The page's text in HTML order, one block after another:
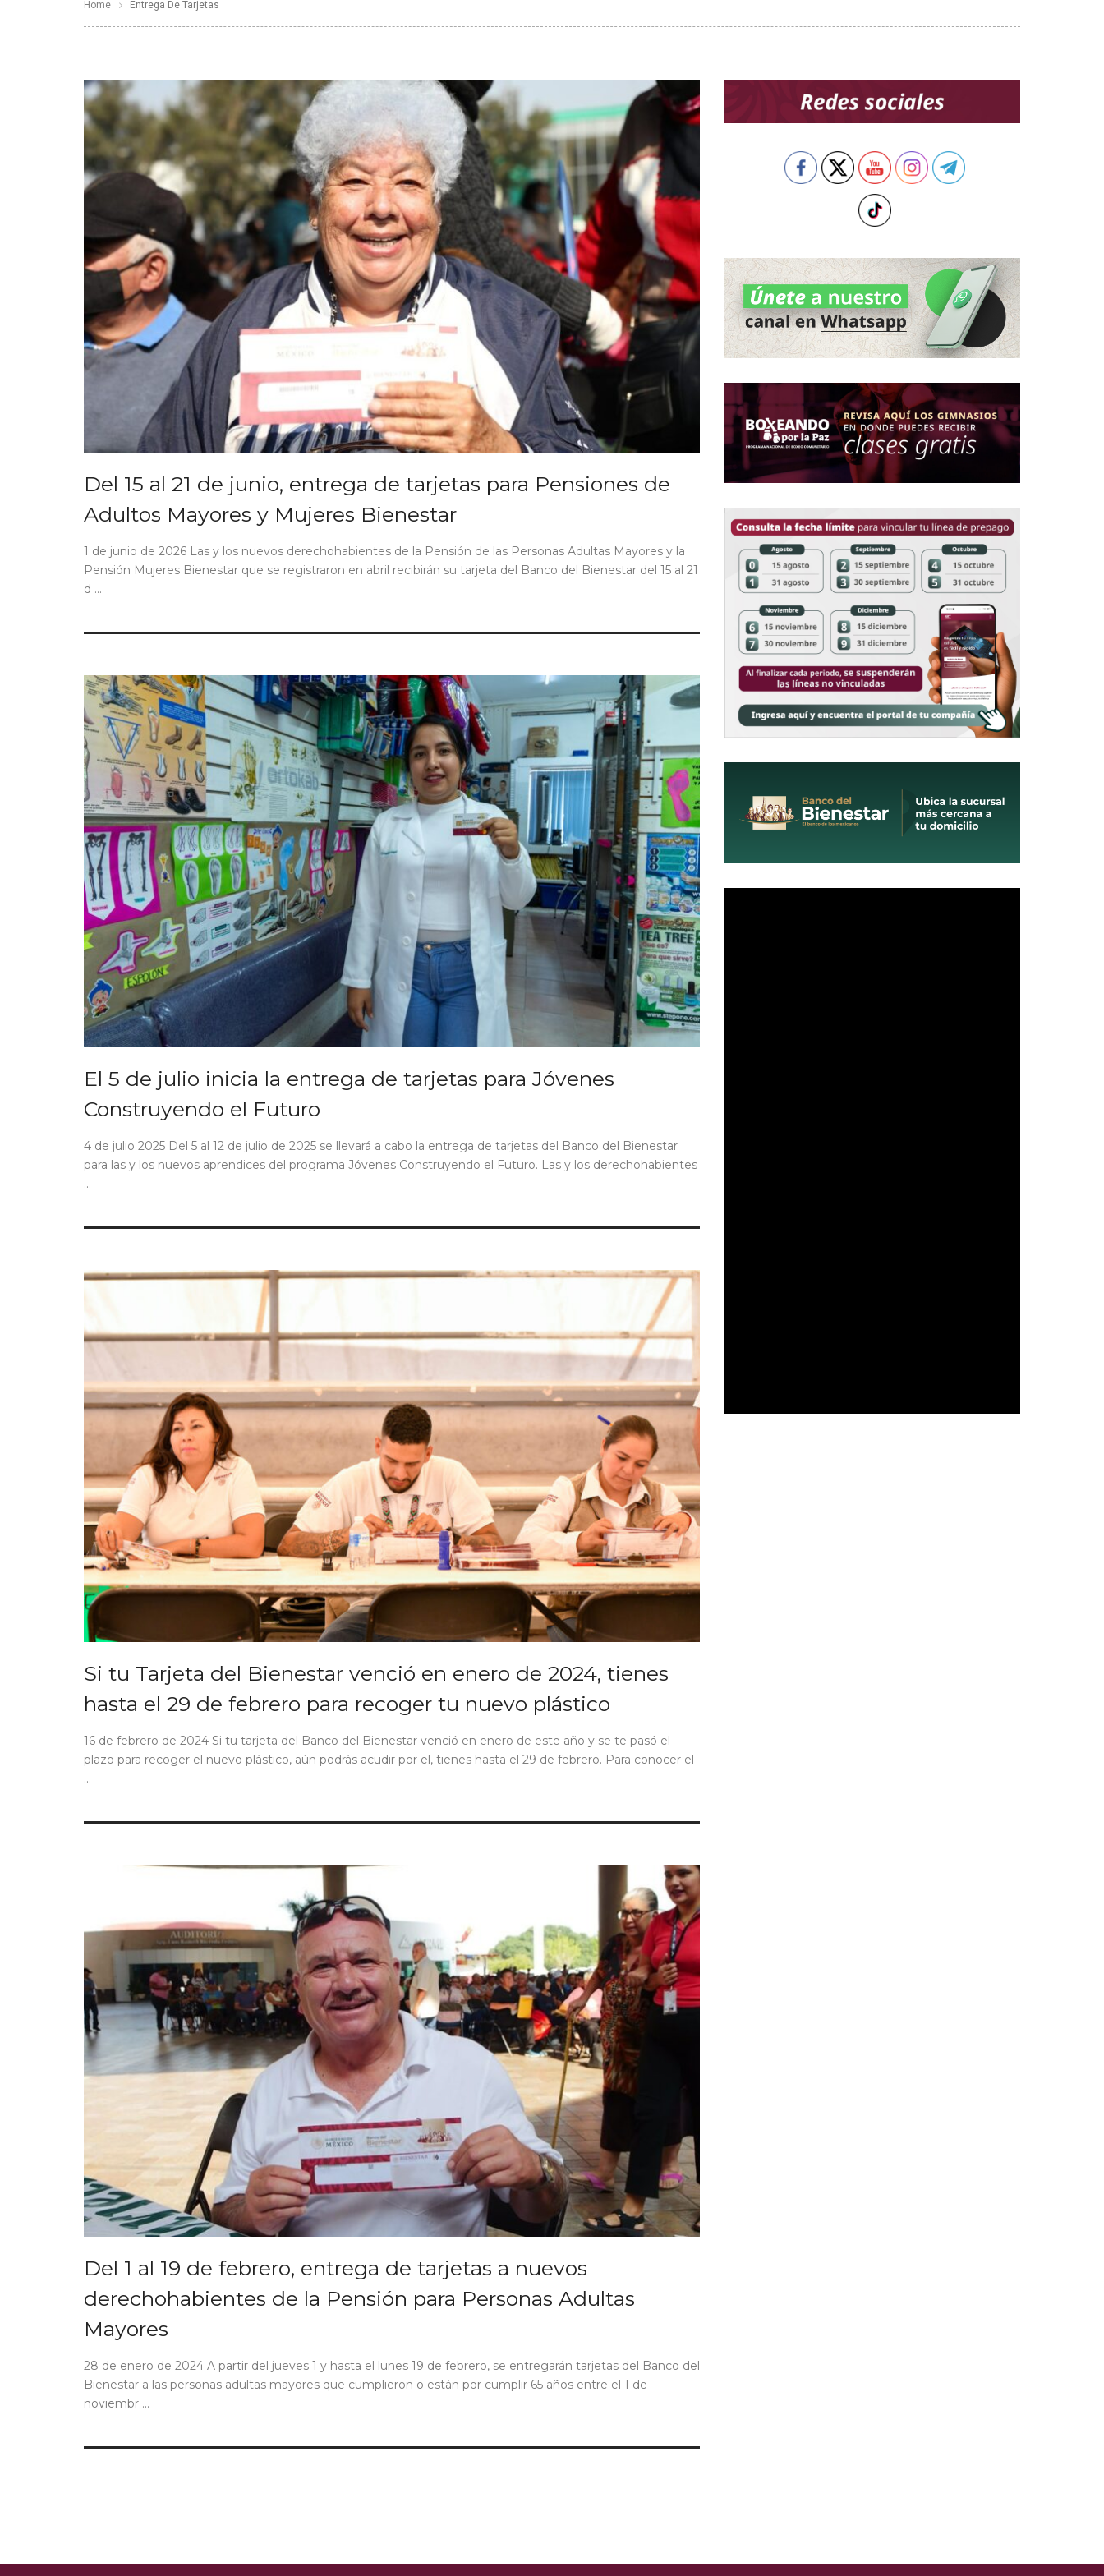
Home Entrega De Tarjetas
Del 15 al 21 de junio, entrega de tarjetas para Pensiones de
Adultos Mayores y Mujeres Bienestar
1 de junio de 2026 Las y los nuevos derechohabientes de la Pensión de las Personas Adultas Mayores y la
Pensión Mujeres Bienestar que se registraron en abril recibirán su tarjeta del Banco del Bienestar del 15 al 21
d ...
El 5 de julio inicia la entrega de tarjetas para Jóvenes
Construyendo el Futuro
4 de julio 2025 Del 5 al 12 de julio de 2025 se llevará a cabo la entrega de tarjetas del Banco del Bienestar
para las y los nuevos aprendices del programa Jóvenes Construyendo el Futuro. Las y los derechohabientes
...
Si tu Tarjeta del Bienestar venció en enero de 2024, tienes
hasta el 29 de febrero para recoger tu nuevo plástico
16 de febrero de 2024 Si tu tarjeta del Banco del Bienestar venció en enero de este año y se te pasó el
plazo para recoger el nuevo plástico, aún podrás acudir por el, tienes hasta el 29 de febrero. Para conocer el
...
Del 1 al 19 de febrero, entrega de tarjetas a nuevos
derechohabientes de la Pensión para Personas Adultas
Mayores
28 de enero de 2024 A partir del jueves 1 y hasta el lunes 19 de febrero, se entregarán tarjetas del Banco del
Bienestar a las personas adultas mayores que cumplieron o están por cumplir 65 años entre el 1 de
noviembr ...